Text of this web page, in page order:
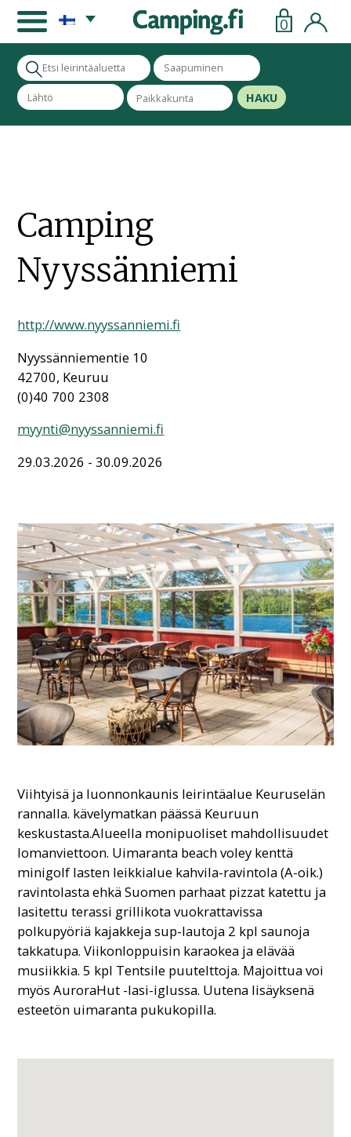
0
HAKU
Camping
Nyyssänniemi
http://www.nyyssanniemi.fi
Nyyssänniementie 10
42700, Keuruu
(0)40 700 2308
myynti@nyyssanniemi.fi
29.03.2026 - 30.09.2026
Viihtyisä ja luonnonkaunis leirintäalue Keuruselän
rannalla. kävelymatkan päässä Keuruun
keskustasta.Alueella monipuoliset mahdollisuudet
lomanviettoon. Uimaranta beach voley kenttä
minigolf lasten leikkialue kahvila-ravintola (A-oik.)
ravintolasta ehkä Suomen parhaat pizzat katettu ja
lasitettu terassi grillikota vuokrattavissa
polkupyöriä kajakkeja sup-lautoja 2 kpl saunoja
takkatupa. Viikonloppuisin karaokea ja elävää
musiikkia. 5 kpl Tentsile puutelttoja. Majoittua voi
myös AuroraHut -lasi-iglussa. Uutena lisäyksenä
esteetön uimaranta pukukopilla.